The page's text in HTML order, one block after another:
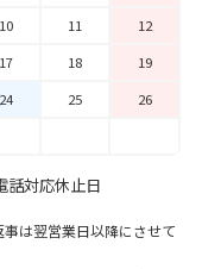
10 11
12
17 18
19
24 25
26
話対応休止日
は翌営業日以降にさせて